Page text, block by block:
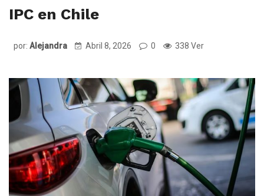
IPC en Chile
por: Alejandra Abril 8, 2026 0 338 Ver